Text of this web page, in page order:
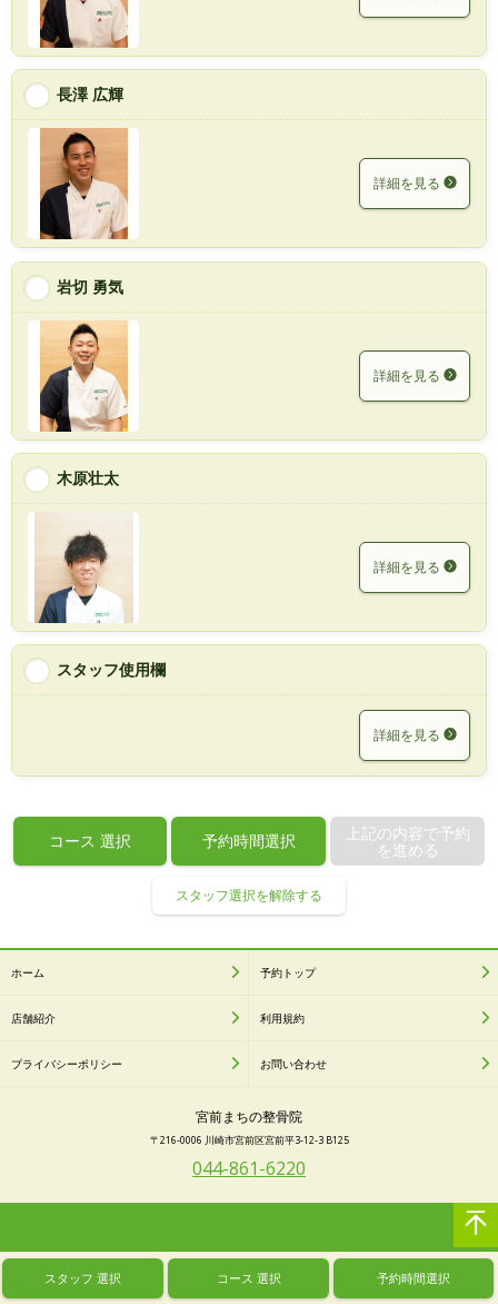
スタッフ 選択 コース 選択 予約時間選択
長澤 広輝
詳細を見る
岩切 勇気
詳細を見る
木原壮太
詳細を見る
スタッフ使用欄
詳細を見る
コース 選択 予約時間選択 上記の内容で予約
を進める
スタッフ選択を解除する
ホーム 予約トップ
店舗紹介 利用規約
プライバシーポリシー お問い合わせ
宮前まちの整骨院
〒216-0006 川崎市宮前区宮前平3-12-3 B125
044-861-6220